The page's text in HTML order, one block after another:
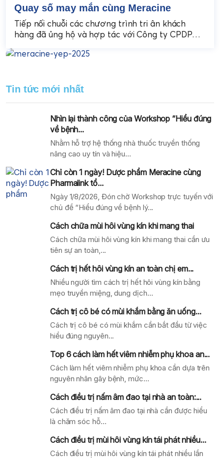
Quay số may mắn cùng Meracine
Tiếp nối chuỗi các chương trình tri ân khách
hàng đã ủng hộ và hợp tác với Công ty CPDP
Tin tức mới nhất
Nhìn lại thành công của Workshop “Hiểu đúng
về bệnh...
Nhằm hỗ trợ hệ thống nhà thuốc truyền thống
nâng cao uy tín và hiệu...
Chỉ còn 1 ngày! Dược phẩm Meracine cùng
Pharmalink tổ...
Ngày 1/8/2026, Đón chờ Workshop trực tuyến với
chủ đề “Hiểu đúng về bệnh lý...
Cách chữa mùi hôi vùng kín khi mang thai
Cách chữa mùi hôi vùng kín khi mang thai cần ưu
tiên sự an toàn,...
Cách trị hết hôi vùng kín an toàn chị em...
Nhiều người tìm cách trị hết hôi vùng kín bằng
mẹo truyền miệng, dung dịch...
Cách trị cô bé có mùi khắm bằng ăn uống...
Cách trị cô bé có mùi khắm cần bắt đầu từ việc
hiểu đúng nguyên...
Top 6 cách làm hết viêm nhiễm phụ khoa an...
Cách làm hết viêm nhiễm phụ khoa cần dựa trên
nguyên nhân gây bệnh, mức...
Cách điều trị nấm âm đao tại nhà an toàn:...
Cách điều trị nấm âm đao tại nhà cần được hiểu
là chăm sóc hỗ...
Cách điều trị mùi hôi vùng kín tái phát nhiều...
Cách điều trị mùi hôi vùng kín tái phát nhiều lần